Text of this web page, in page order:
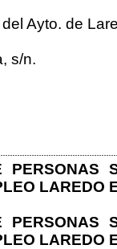
Ayto. de
s/n.
PERSONAS
LAREDO
PERSONAS
LAREDO